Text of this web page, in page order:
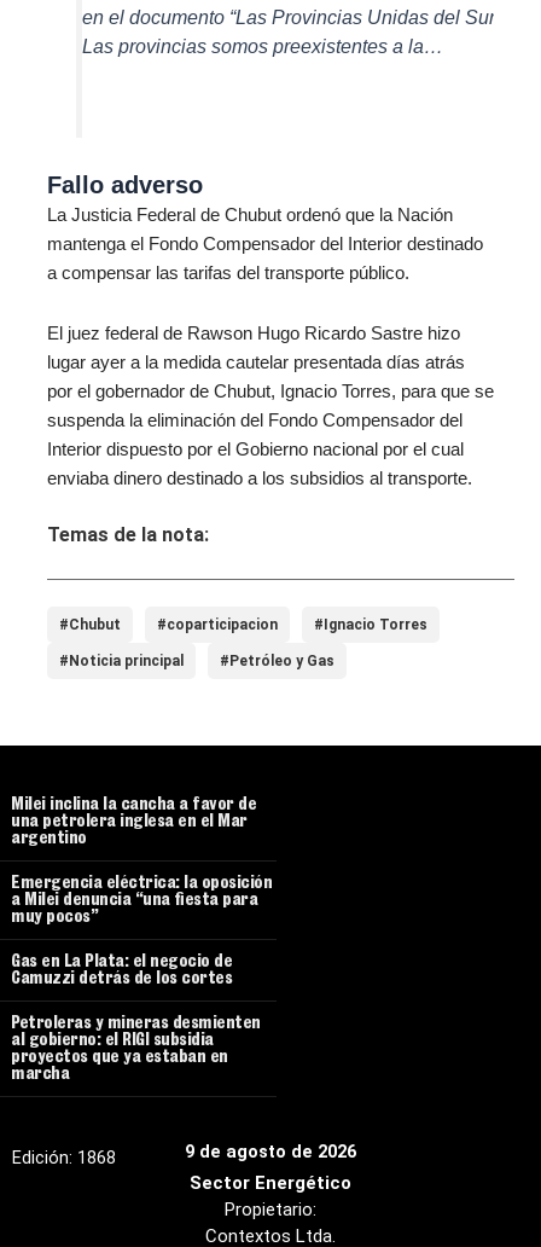
en el documento “Las Provincias Unidas del Sur”
Las provincias somos preexistentes a la…
Fallo adverso
La Justicia Federal de Chubut ordenó que la Nación
mantenga el Fondo Compensador del Interior destinado
a compensar las tarifas del transporte público.
El juez federal de Rawson Hugo Ricardo Sastre hizo
lugar ayer a la medida cautelar presentada días atrás
por el gobernador de Chubut, Ignacio Torres, para que se
suspenda la eliminación del Fondo Compensador del
Interior dispuesto por el Gobierno nacional por el cual
enviaba dinero destinado a los subsidios al transporte.
Temas de la nota:
#Chubut #coparticipacion #Ignacio Torres
#Noticia principal #Petróleo y Gas
9 de agosto de 2026
Edición: 1868
Sector Energético
Propietario:
Contextos Ltda.
Milei inclina la cancha a favor de
una petrolera inglesa en el Mar
argentino
Emergencia eléctrica: la oposición
a Milei denuncia “una fiesta para
muy pocos”
Gas en La Plata: el negocio de
Camuzzi detrás de los cortes
Petroleras y mineras desmienten
al gobierno: el RIGI subsidia
proyectos que ya estaban en
marcha